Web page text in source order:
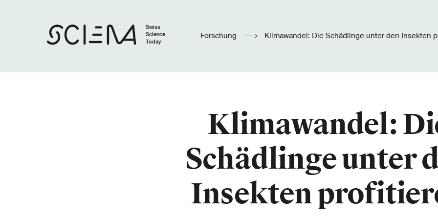
Swiss
Science
Today
Forschung Klimawandel: Die Schädlinge unter den Insekten
Klimawandel:
Schädlinge unter
Insekten